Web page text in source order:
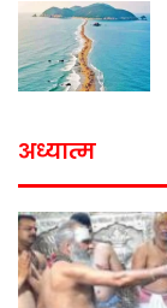
अध्यात्म